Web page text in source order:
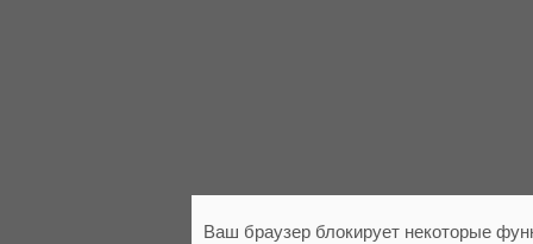
Ваш браузер блокирует некоторые